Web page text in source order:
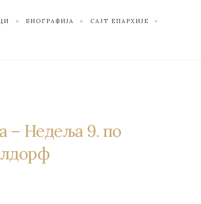
БИОГРАФИЈА САЈТ ЕПАРХИЈЕ
– Недеља 9. по